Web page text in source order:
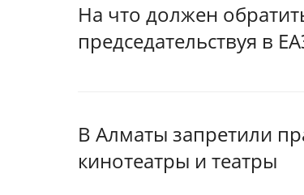
На что должен
председательствуя в
В Алматы запретили
кинотеатры и театры